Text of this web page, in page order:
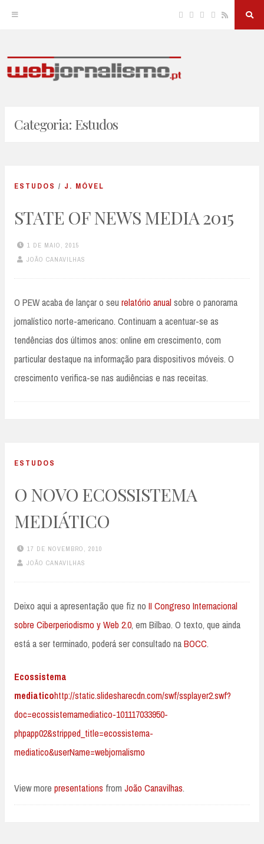
Skip
Facebook
TwitterLinkedin
Instagram
Categoria: Estudos
ESTUDOS / J. MÓVEL
STATE OF NEWS MEDIA 2015
1 DE MAIO, 2015
JOÃO CANAVILHAS
O PEW acaba de lançar o seu relatório anual sobre o panorama
jornalístico norte-americano. Continuam a acentuar-se as
tendências dos últimos anos: online em crescimento, com
particular destaque na informação para dispositivos móveis. O
crescimento verifica-se nas audiências e nas receitas.
ESTUDOS
O NOVO ECOSSISTEMA
MEDIÁTICO
17 DE NOVEMBRO, 2010
JOÃO CANAVILHAS
Deixo aqui a apresentação que fiz no II Congreso Internacional
sobre Ciberperiodismo y Web 2.0, em Bilbao. O texto, que ainda
está a ser terminado, poderá ser consultado naBOCC.
Ecossistema
mediaticohttp://static.slidesharecdn.com/swf/ssplayer2.swf?
doc=ecossistemamediatico-101117033950-
phpapp02&stripped_title=ecossistema-
mediatico&userName=webjornalismo
View more presentations from João Canavilhas.